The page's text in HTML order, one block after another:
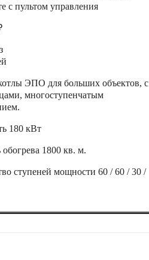
с пультом управления
ЭПО для больших объектов, с
многоступенчатым
180 кВт
1800 кв. м.
ступеней мощности 60 / 60 / 30 /